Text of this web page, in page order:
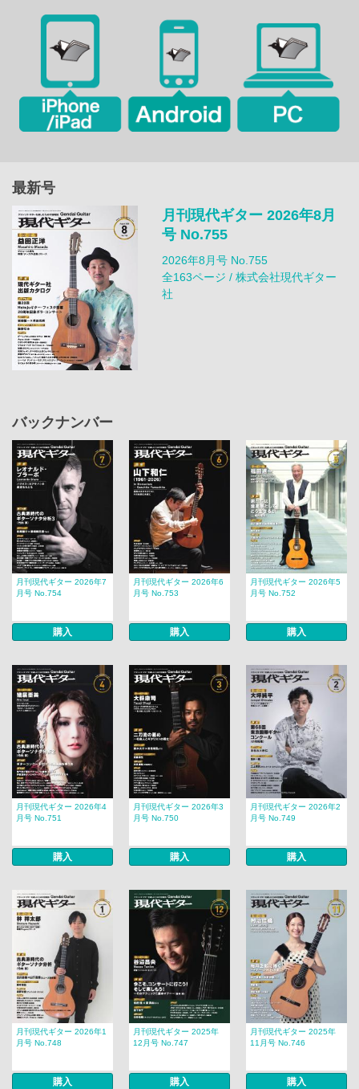
最新号
月刊現代ギター 2026年8月
号 No.755
2026年8月号 No.755
全163ページ / 株式会社現代ギター
社
バックナンバー
月刊現代ギター 2026年7
月号 No.754
購入
月刊現代ギター 2026年6
月号 No.753
購入
月刊現代ギター 2026年5
月号 No.752
購入
月刊現代ギター 2026年4
月号 No.751
購入
月刊現代ギター 2026年3
月号 No.750
購入
月刊現代ギター 2026年2
月号 No.749
購入
月刊現代ギター 2026年1
月号 No.748
購入
月刊現代ギター 2025年
12月号 No.747
購入
月刊現代ギター 2025年
11月号 No.746
購入